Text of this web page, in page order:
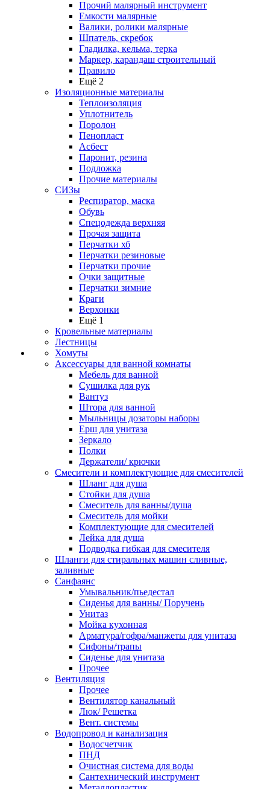
Прочий малярный инструмент
Емкости малярные
Валики, ролики малярные
Шпатель, скребок
Гладилка, кельма, терка
Маркер, карандаш строительный
Правило
Ещё 2
Изоляционные материалы
Теплоизоляция
Уплотнитель
Поролон
Пенопласт
Асбест
Паронит, резина
Подложка
Прочие материалы
СИЗы
Респиратор, маска
Обувь
Спецодежда верхняя
Прочая защита
Перчатки хб
Перчатки резиновые
Перчатки прочие
Очки защитные
Перчатки зимние
Краги
Верхонки
Ещё 1
Кровельные материалы
Лестницы
Хомуты
Аксессуары для ванной комнаты
Мебель для ванной
Сушилка для рук
Вантуз
Штора для ванной
Мыльницы дозаторы наборы
Ерш для унитаза
Зеркало
Полки
Держатели/ крючки
Смесители и комплектующие для смесителей
Шланг для душа
Стойки для душа
Смеситель для ванны/душа
Смеситель для мойки
Комплектующие для смесителей
Лейка для душа
Подводка гибкая для смесителя
Шланги для стиральных машин сливные,
заливные
Санфаянс
Умывальник/пьедестал
Сиденья для ванны/ Поручень
Унитаз
Мойка кухонная
Арматура/гофра/манжеты для унитаза
Сифоны/трапы
Сиденье для унитаза
Прочее
Вентиляция
Прочее
Вентилятор канальный
Люк/ Решетка
Вент. системы
Водопровод и канализация
Водосчетчик
ПНД
Очистная система для воды
Сантехнический инструмент